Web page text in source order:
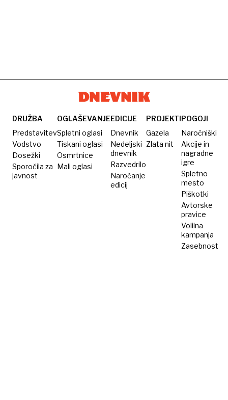
DRUŽBA
Predstavitev
Vodstvo
Dosežki
Sporočila za
javnost
OGLAŠEVANJE
Spletni oglasi
Tiskani oglasi
Osmrtnice
Mali oglasi
EDICIJE
Dnevnik
Nedeljski
dnevnik
Razvedrilo
Naročanje
edicij
PROJEKTI
Gazela
Zlata nit
POGOJI
Naročniški
Akcije in
nagradne
igre
Spletno
mesto
Piškotki
Avtorske
pravice
Volilna
kampanja
Zasebnost